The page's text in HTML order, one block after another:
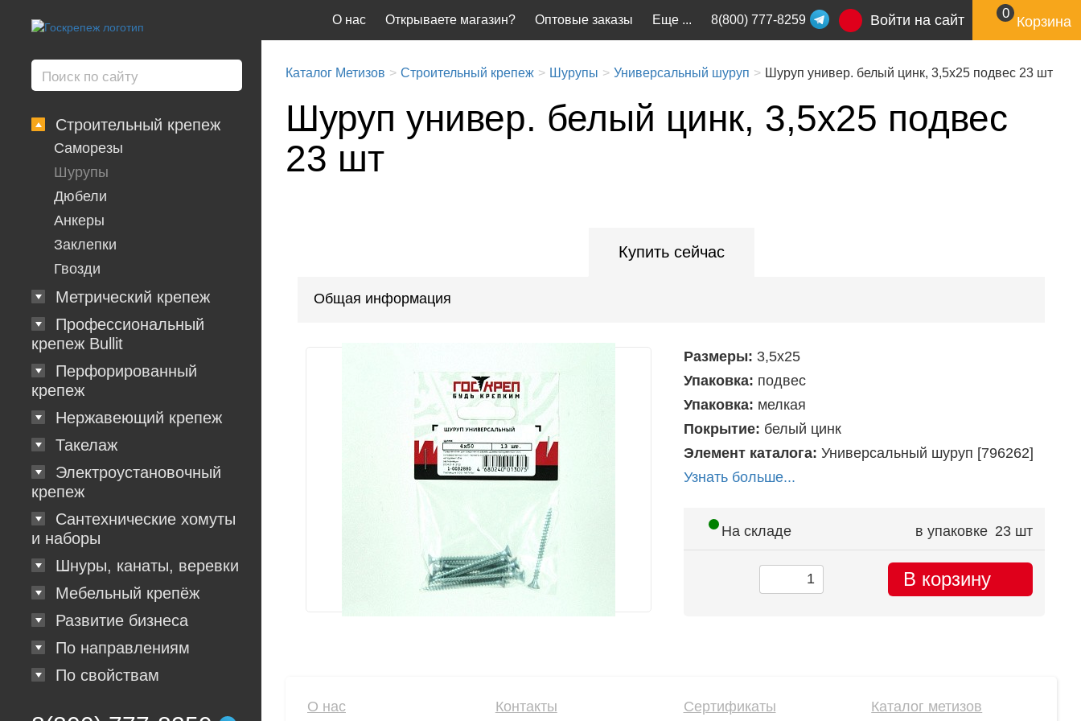
Строительный крепеж
Саморезы
Шурупы
Дюбели
Анкеры
Заклепки
Гвозди
Метрический крепеж
Профессиональный
крепеж Bullit
Перфорированный
крепеж
Нержавеющий крепеж
Такелаж
Электроустановочный
крепеж
Сантехнические хомуты
и наборы
Шнуры, канаты, веревки
Мебельный крепёж
Развитие бизнеса
По направлениям
По свойствам
Еще ...
О нас Открываете магазин? Оптовые заказы 8(800) 777-8259 Войти на сайт 0
Корзина
Каталог Метизов Строительный крепеж Шурупы Универсальный шуруп Шуруп универ. белый цинк, 3,5х25 подвес 23 шт
Шуруп универ. белый цинк, 3,5х25 подвес
23 шт
Купить сейчас
Общая информация
Размеры: 3,5х25
Упаковка: подвес
Упаковка: мелкая
Покрытие: белый цинк
Элемент каталога: Универсальный шуруп [796262]
Узнать больше...
На складе в упаковке 23 шт
В корзину
О нас
Контакты
Сертификаты
Каталог метизов